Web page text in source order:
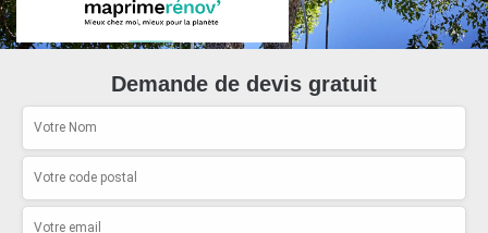
Demande de devis gratuit